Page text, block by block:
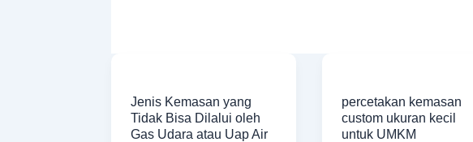
Jenis Kemasan yang
Tidak Bisa Dilalui oleh
Gas Udara atau Uap Air
yang
Tidak
percetakan kemasan
custom ukuran kecil
untuk UMKM
custom
ukuran